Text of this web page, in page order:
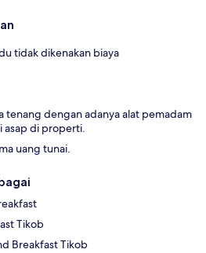
tidak dikenakan biaya
tenang dengan adanya alat pemadam
asap di properti.
uang tunai.
Tikob
Breakfast Tikob